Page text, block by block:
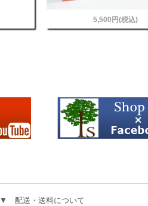
5,500円(税込)
▼ 配送・送料について